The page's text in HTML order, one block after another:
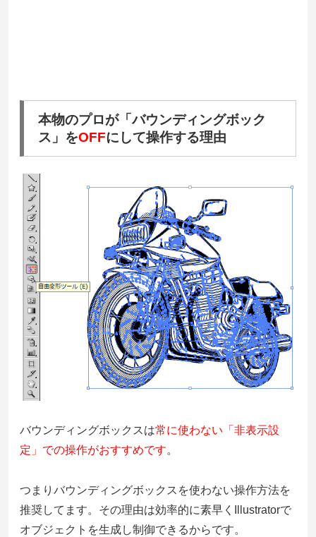
本物のプロが「バウンディングボック
ス」をOFFにして操作する理由
バウンディングボックスは常に使わない「非表示設
定」での操作がおすすめです。
つまりバウンディングボックスを使わない操作方法を
推奨してます。その理由は効率的に素早くIllustratorで
オブジェクトを生成し制御できるからです。